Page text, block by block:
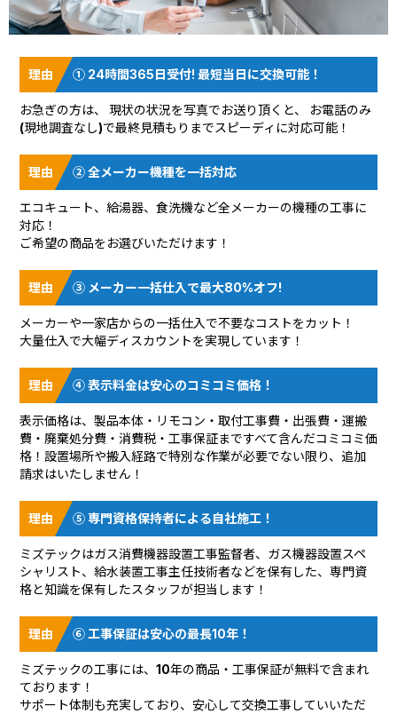
① 24時間365日受付! 最短当日に交換可能！
お急ぎの方は、 現状の状況を写真でお送り頂く と、 お電話のみ
(現地調査なし)で最終見積もりまでスピーディに対応可能！
② 全メーカー機種を一括対応
エコキュート、給湯器、食洗機など全メーカーの機種の工事に
対応！
ご希望の商品をお選びいただけます！
③ メーカー一括仕入で最大80%オフ!
メーカーや一家店からの一括仕入で不要なコストをカット！
大量仕入で大幅ディスカウントを実現しています！
④ 表示料金は安心のコミコミ価格！
表示価格は、製品本体・リモコン・取付工事費・出張費・運搬
費・廃棄処分費・消費税・工事保証まですべて含んだコミコミ価
格！設置場所や搬入経路で特別な作業が必要でない限り、追加
請求はいたしません！
⑤ 専門資格保持者による自社施工！
ミズテックはガス消費機器設置工事監督者、ガス機器設置スペ
シャリスト、給水装置工事主任技術者などを保有した、専門資
格と知識を保有したスタッフが担当します！
⑥ 工事保証は安心の最長10年！
ミズテックの工事には、10年の商品・工事保証が無料で含まれ
ております！
サポート体制も充実しており、安心して交換工事していいただ